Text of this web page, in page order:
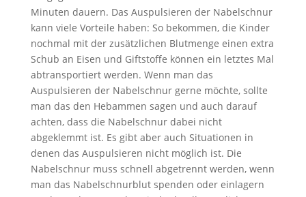
Minuten dauern. Das Auspulsieren der Nabelschnur
kann viele Vorteile haben: So bekommen, die Kinder
nochmal mit der zusätzlichen Blutmenge einen extra
Schub an Eisen und Giftstoffe können ein letztes Mal
abtransportiert werden. Wenn man das
Auspulsieren der Nabelschnur gerne möchte, sollte
man das den Hebammen sagen und auch darauf
achten, dass die Nabelschnur dabei nicht
abgeklemmt ist. Es gibt aber auch Situationen in
denen das Auspulsieren nicht möglich ist. Die
Nabelschnur muss schnell abgetrennt werden, wenn
man das Nabelschnurblut spenden oder einlagern